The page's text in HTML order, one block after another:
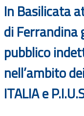
In Basilicata
di Ferrandina
pubblico
nell’ambito
ITALIA e